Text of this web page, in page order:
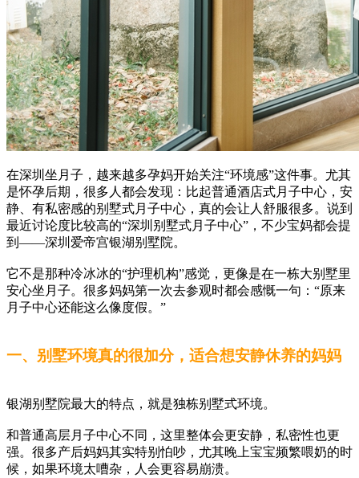
在深圳坐月子，越来越多孕妈开始关注“环境感”这件事。尤其
是怀孕后期，很多人都会发现：比起普通酒店式月子中心，安
静、有私密感的别墅式月子中心，真的会让人舒服很多。说到
最近讨论度比较高的“深圳别墅式月子中心”，不少宝妈都会提
到——深圳爱帝宫银湖别墅院。
它不是那种冷冰冰的“护理机构”感觉，更像是在一栋大别墅里
安心坐月子。很多妈妈第一次去参观时都会感慨一句：“原来
月子中心还能这么像度假。”
一、别墅环境真的很加分，适合想安静休养的妈妈
银湖别墅院最大的特点，就是独栋别墅式环境。
和普通高层月子中心不同，这里整体会更安静，私密性也更
强。很多产后妈妈其实特别怕吵，尤其晚上宝宝频繁喂奶的时
候，如果环境太嘈杂，人会更容易崩溃。